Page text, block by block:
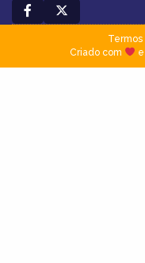
Termos|
Criado com
e